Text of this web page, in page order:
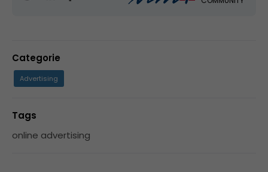
Categorie
Advertising
Tags
online advertising